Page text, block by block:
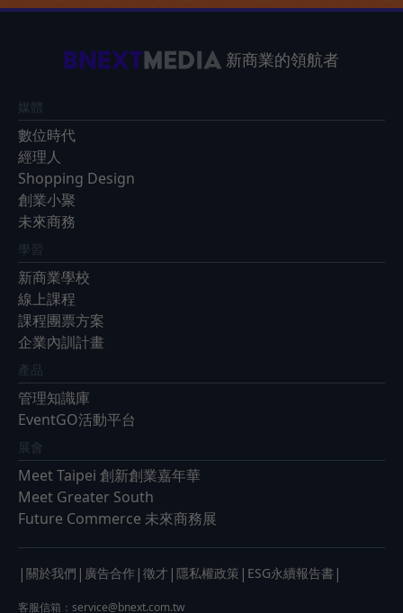
新商業的領航者
媒體
數位時代
經理人
Shopping Design
創業小聚
未來商務
學習
新商業學校
線上課程
課程團票方案
企業內訓計畫
產品
管理知識庫
EventGO活動平台
展會
Meet Taipei 創新創業嘉年華
Meet Greater South
Future Commerce 未來商務展
| 關於我們 | 廣告合作 | 徵才 | 隱私權政策 | ESG永續報告書 |
客服信箱： service@bnext.com.tw